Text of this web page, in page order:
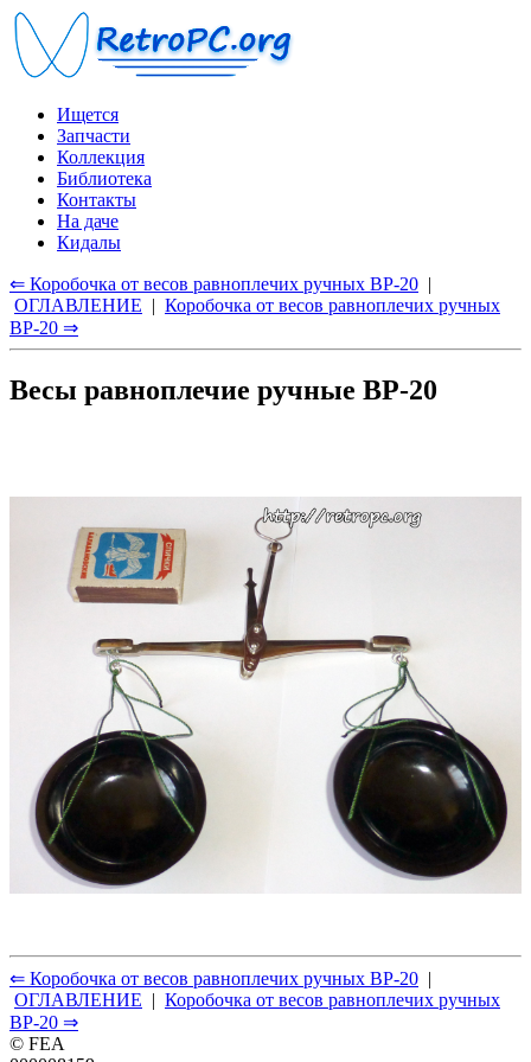
Ищется
Запчасти
Коллекция
Библиотека
Контакты
На даче
Кидалы
⇐ Коробочка от весов равноплечих ручных ВР-20 |
ОГЛАВЛЕНИЕ | Коробочка от весов равноплечих ручных
ВР-20 ⇒
Весы равноплечие ручные ВР-20
⇐ Коробочка от весов равноплечих ручных ВР-20 |
ОГЛАВЛЕНИЕ | Коробочка от весов равноплечих ручных
ВР-20 ⇒
© FEA